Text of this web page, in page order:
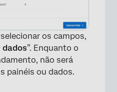
os campos,
dados”. Enquanto o
não será
painéis ou dados.